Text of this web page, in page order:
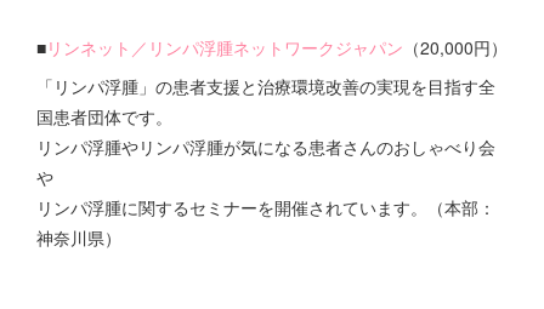
■リンネット／リンパ浮腫ネットワークジャパン （20,000円）
「リンパ浮腫」の患者支援と治療環境改善の実現を目指す全
国患者団体です。
リンパ浮腫やリンパ浮腫が気になる患者さんのおしゃべり会
や
リンパ浮腫に関するセミナーを開催されています。（本部：
神奈川県）